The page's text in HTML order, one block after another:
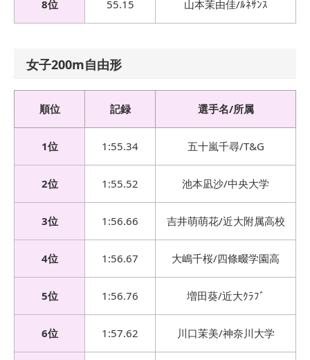
8位 55.15 山本茉由佳/ﾙﾈｻﾝｽ
女子200m自由形
順位 記録 選手名/所属
1位 1:55.34 五十嵐千尋/T&G
2位 1:55.52 池本凪沙/中央大学
3位 1:56.66 吉井萌萌花/近大附属高校
4位 1:56.67 大嶋千桜/四條畷学園高
5位 1:56.76 増田葵/近大ｸﾗﾌﾞ
6位 1:57.62 川口茉美/神奈川大学